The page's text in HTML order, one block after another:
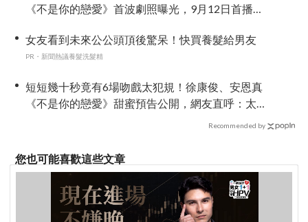
《不是你的戀愛》首波劇照曝光，9月12日首播引
女友看到未來公公頭頂後驚呆！快買養髮給男友
PR・新聞熱議養髮洗髮精
短短幾十秒竟有6場吻戲太犯規！徐康俊、安恩真
《不是你的戀愛》甜蜜預告公開，網友直呼：太
Recommended by
您也可能喜歡這些文章